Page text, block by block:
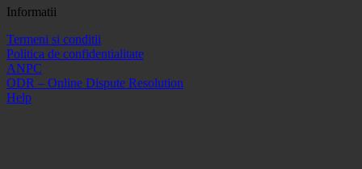
Informatii
Termeni si conditii
Politica de confidentialitate
ANPC
ODR – Online Dispute Resolution
Help